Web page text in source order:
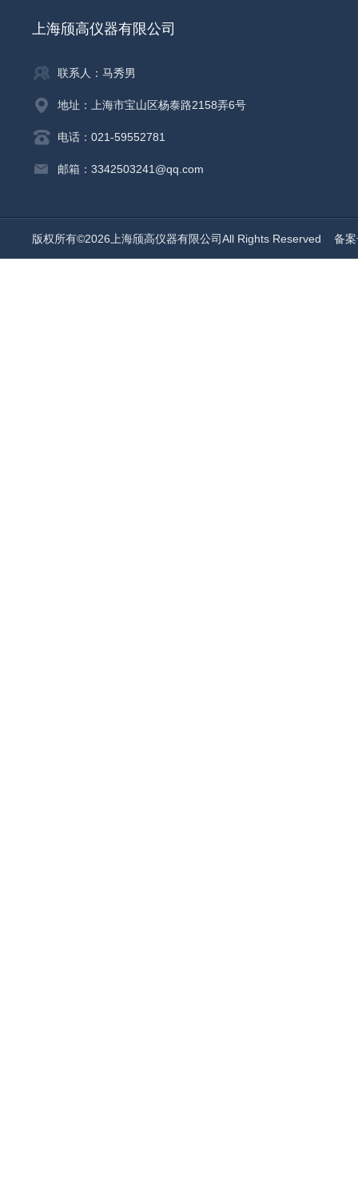
上海颀高仪器有限公司
联系人：马秀男
地址：上海市宝山区杨泰路2158弄6号
电话：021-59552781
邮箱：3342503241@qq.com
版权所有©2026上海颀高仪器有限公司All Rights Reserved 备